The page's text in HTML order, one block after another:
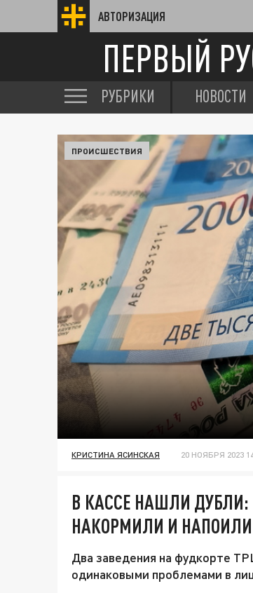
АВТОРИЗАЦИЯ
ПЕРВЫЙ
РУБРИКИ НОВОСТИ
ПРОИСШЕСТВИЯ
КРИСТИНА ЯСИНСКАЯ 20 НОЯБРЯ 2023
В КАССЕ НАШЛИ ДУБЛИ:
НАКОРМИЛИ И
Два заведения на фудкорте
одинаковыми проблемами в